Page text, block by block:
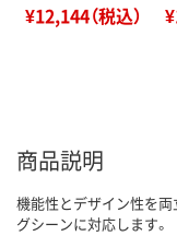
¥12,144（税込）
商品説明
機能性とデザイン性を
グシーンに対応します。